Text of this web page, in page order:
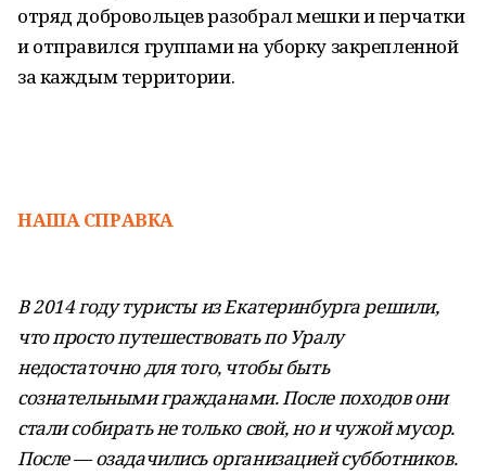
отряд добровольцев разобрал мешки и перчатки
и отправился группами на уборку закрепленной
за каждым территории.
НАША СПРАВКА
В 2014 году туристыиз Екатеринбурга решили,
что просто путешествоватьпо Уралу
недостаточно для того, чтобы быть
сознательными гражданами. После походов они
стали собирать не только свой, но и чужой мусор.
После — озадачились организацией субботников.